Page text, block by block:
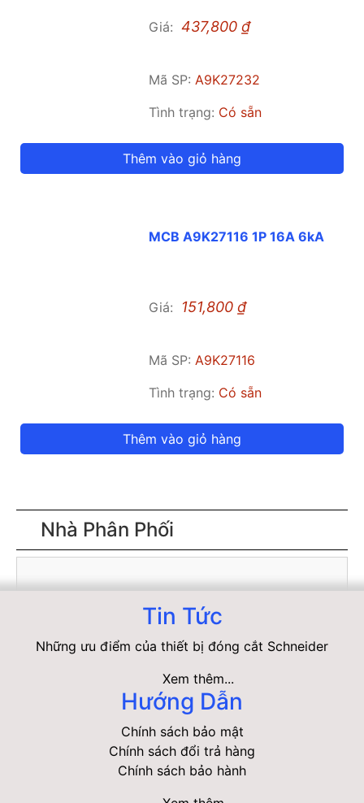
Giá: 437,800₫
Mã SP:A9K27232
Tình trạng: Có sẵn
Thêm vào giỏ hàng
MCB A9K27116 1P 16A 6kA
Giá: 151,800₫
Mã SP:A9K27116
Tình trạng: Có sẵn
Thêm vào giỏ hàng
Nhà Phân Phối
Tin Tức
Những ưu điểm của thiết bị đóng cắt Schneider
Xem thêm...
Hướng Dẫn
Chính sách bảo mật
Chính sách đổi trả hàng
Chính sách bảo hành